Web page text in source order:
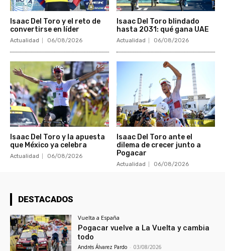
Isaac Del Toro y el reto de
convertirse en líder
Actualidad 06/08/2026
Isaac Del Toro blindado
hasta 2031: qué gana UAE
Actualidad 06/08/2026
Isaac Del Toro y la apuesta
que México ya celebra
Actualidad 06/08/2026
Isaac Del Toro ante el
dilema de crecer junto a
Pogacar
Actualidad 06/08/2026
DESTACADOS
Vuelta a España
Pogacar vuelve a La Vuelta y cambia
todo
Andrés Álvarez Pardo - 03/08/2026